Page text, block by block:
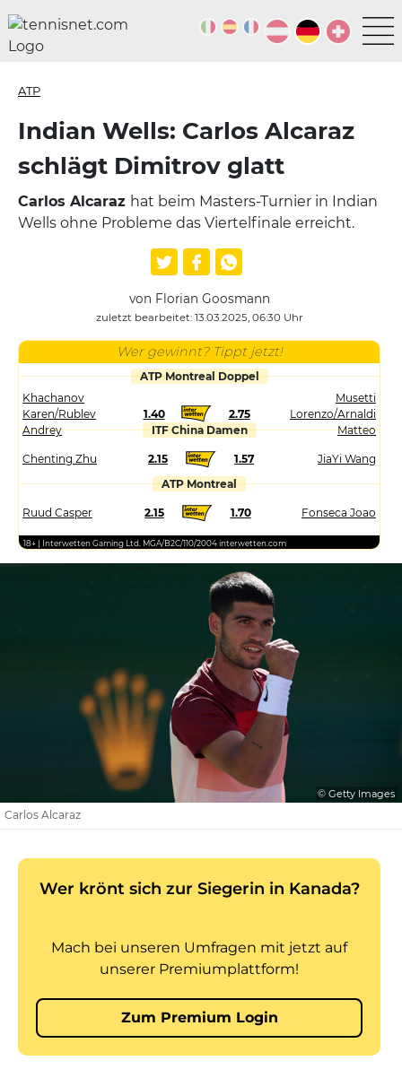
ATP
Indian Wells: Carlos Alcaraz
schlägt Dimitrov glatt
Carlos Alcaraz hat beim Masters-Turnier in Indian
Wells ohne Probleme das Viertelfinale erreicht.
von Florian Goosmann
zuletzt bearbeitet: 13.03.2025, 06:30 Uhr
Wer gewinnt? Tippt jetzt!
ATP Montreal Doppel
Khachanov
Karen/Rublev
Andrey
1.40 2.75
Musetti
Lorenzo/Arnaldi
Matteo
ITF China Damen
Chenting Zhu 2.15 1.57
JiaYi Wang
ATP Montreal
Ruud Casper 2.15 1.70 Fonseca Joao
18+ | Interwetten Gaming Ltd. MGA/B2C/110/2004 interwetten.com
© Getty Images
Carlos Alcaraz